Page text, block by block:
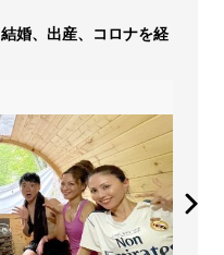
婚、出産、コロナを経